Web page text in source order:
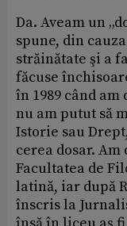
Da. Aveam un
spune, din
străinătate şi a
făcuse
în 1989 când
nu am putut să
Istorie sau
cerea dosar. Am
Facultatea de
latină, iar după
înscris la